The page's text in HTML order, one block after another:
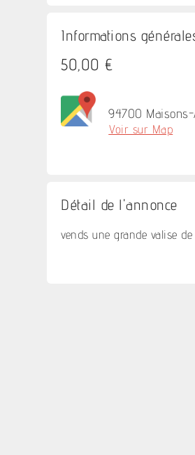
Informations
50,00 €
94700
Voir sur Map
Détail de l'annonce
vends une grande valise